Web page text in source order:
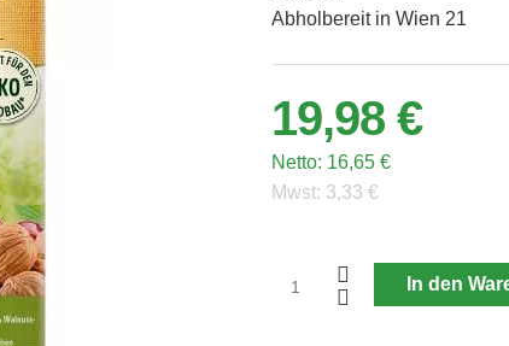
Abholbereit in Wien 21
19,98 €
Netto: 16,65 €
Mwst: 3,33 €
In den